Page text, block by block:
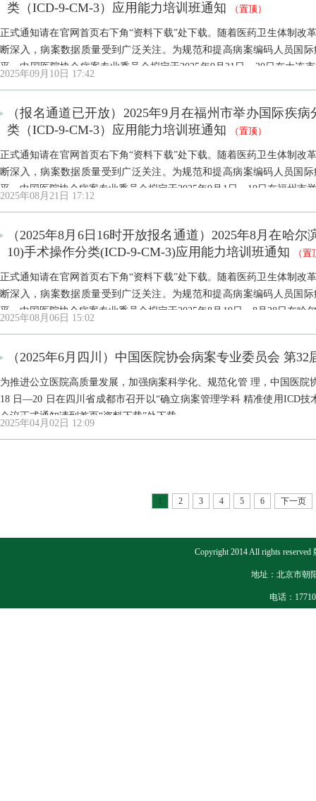
类（ICD-9-CM-3）应用能力培训班通知
（置顶）
正式通知请在官网首页右下角“资料下载”处下载。随着医药卫生体制改
断深入，病案数据质量受到广泛关注。为规范和提高病案编码人员国
平，中国医院协会病案专业委员会拟定于2025年9月21日—30日在大连
2025年09月10日 17:42
（报名通道已开放）2025年9月在福州市举办国际疾
类（ICD-9-CM-3）应用能力培训班通知
（置顶）
正式通知请在官网首页右下角“资料下载”处下载。随着医药卫生体制改
断深入，病案数据质量受到广泛关注。为规范和提高病案编码人员国
平，中国医院协会病案专业委员会拟定于2025年9月1日—10日在福州市
2025年08月21日 17:12
（2025年8月6日16时开放报名通道）2025年8月在哈
10)手术操作分类(ICD-9-CM-3)应用能力培训班通知
（置
正式通知请在官网首页右下角“资料下载”处下载。随着医药卫生体制改
断深入，病案数据质量受到广泛关注。为规范和提高病案编码人员国
平，中国医院协会病案专业委员会拟定于2025年8月19日—8月28日在哈
2025年08月06日 15:02
（2025年6月四川）中国医院协会病案专业委员会 第
为推进公立医院高质量发展，加强病案科学化、规范化管 理，中国医院
18 日—20 日在四川省成都市召开以“确立病案管理学科 精准使用ICD技术”为主题的第32届病案学术会议。
会议正式通知请到首页“资料下载”处下载。
2025年04月02日 12:09
1 2 3 4 5 6 下一页
Copyright 2014 All rights
地址：北京市朝
电话：